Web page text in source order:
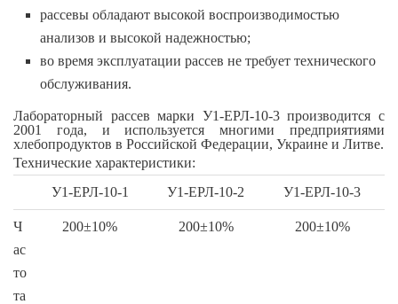
рассевы обладают высокой воспроизводимостью
анализов и высокой надежностью;
во время эксплуатации рассев не требует технического
обслуживания.
Лабораторный рассев марки У1-ЕРЛ-10-3 производится с
2001 года, и используется многими предприятиями
хлебопродуктов в Российской Федерации, Украине и Литве.
Технические характеристики:
У1-ЕРЛ-10-1
У1-ЕРЛ-10-2 У1-ЕРЛ-10-3
Ч
ас
то
та
200±10% 200±10% 200±10%